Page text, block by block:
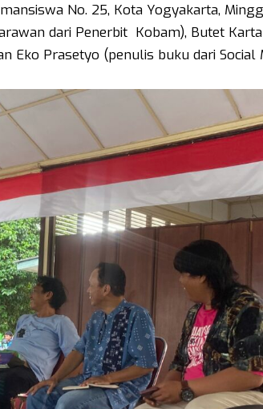
No. 25, Kota Yogyakarta,
dari Penerbit Kobam), Butet
Eko Prasetyo (penulis buku dari Social